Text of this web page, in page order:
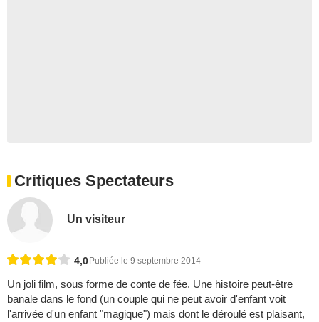
Critiques Spectateurs
Un visiteur
4,0 Publiée le 9 septembre 2014
Un joli film, sous forme de conte de fée. Une histoire peut-être
banale dans le fond (un couple qui ne peut avoir d'enfant voit
l'arrivée d'un enfant "magique") mais dont le déroulé est plaisant,